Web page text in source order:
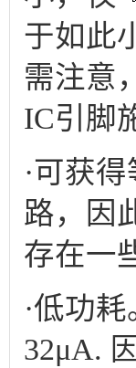
于如此
需注意
IC引脚
·可获
路，因
存在一
·低功
32μA.